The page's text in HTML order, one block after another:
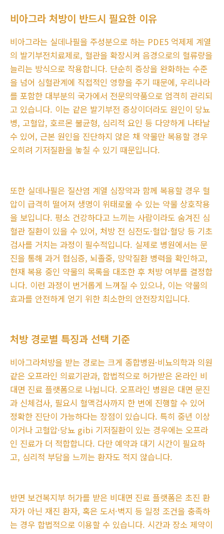
비아그라 처방이 반드시 필요한 이유
비아그라는 실데나필을 주성분으로 하는 PDE5 억제제 계열
의 발기부전치료제로, 혈관을 확장시켜 음경으로의 혈류량을
늘리는 방식으로 작용합니다. 단순히 증상을 완화하는 수준
을 넘어 심혈관계에 직접적인 영향을 주기 때문에, 우리나라
를 포함한 대부분의 국가에서 전문의약품으로 엄격히 관리되
고 있습니다. 이는 같은 발기부전 증상이더라도 원인이 당뇨
병, 고혈압, 호르몬 불균형, 심리적 요인 등 다양하게 나타날
수 있어, 근본 원인을 진단하지 않은 채 약물만 복용할 경우
오히려 기저질환을 놓칠 수 있기 때문입니다.
또한 실데나필은 질산염 계열 심장약과 함께 복용할 경우 혈
압이 급격히 떨어져 생명이 위태로울 수 있는 약물 상호작용
을 보입니다. 평소 건강하다고 느끼는 사람이라도 숨겨진 심
혈관 질환이 있을 수 있어, 처방 전 심전도·혈압·혈당 등 기초
검사를 거치는 과정이 필수적입니다. 실제로 병원에서는 문
진을 통해 과거 협심증, 뇌졸중, 망막질환 병력을 확인하고,
현재 복용 중인 약물의 목록을 대조한 후 처방 여부를 결정합
니다. 이런 과정이 번거롭게 느껴질 수 있으나, 이는 약물의
효과를 안전하게 얻기 위한 최소한의 안전장치입니다.
처방 경로별 특징과 선택 기준
비아그라처방을 받는 경로는 크게 종합병원·비뇨의학과 의원
같은 오프라인 의료기관과, 합법적으로 허가받은 온라인 비
대면 진료 플랫폼으로 나뉩니다. 오프라인 병원은 대면 문진
과 신체검사, 필요시 혈액검사까지 한 번에 진행할 수 있어
정확한 진단이 가능하다는 장점이 있습니다. 특히 중년 이상
이거나 고혈압·당뇨 gibi 기저질환이 있는 경우에는 오프라
인 진료가 더 적합합니다. 다만 예약과 대기 시간이 필요하
고, 심리적 부담을 느끼는 환자도 적지 않습니다.
반면 보건복지부 허가를 받은 비대면 진료 플랫폼은 초진 환
자가 아닌 재진 환자, 혹은 도서·벽지 등 일정 조건을 충족하
는 경우 합법적으로 이용할 수 있습니다. 시간과 장소 제약이